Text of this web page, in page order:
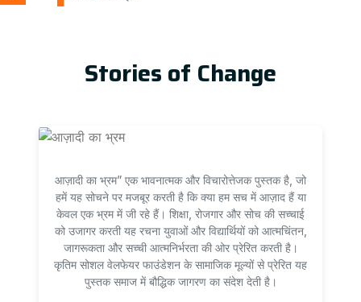
Stories of Change
आज़ादी का भ्रम” एक भावनात्मक और विचारोत्तेजक पुस्तक है, जो
हमें यह सोचने पर मजबूर करती है कि क्या हम सच में आज़ाद हैं या
केवल एक भ्रम में जी रहे हैं। शिक्षा, रोजगार और सोच की सच्चाई
को उजागर करती यह रचना युवाओं और विद्यार्थियों को आत्मचिंतन,
जागरूकता और सच्ची आत्मनिर्भरता की ओर प्रेरित करती है।
कृतिम सोशल वेलफेयर फाउंडेशन के सामाजिक मूल्यों से प्रेरित यह
पुस्तक समाज में बौद्धिक जागरण का संदेश देती है।